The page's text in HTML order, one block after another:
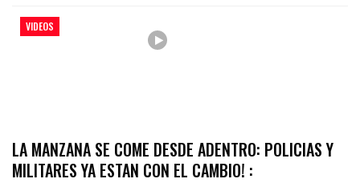
VIDEOS
LA MANZANA SE COME DESDE ADENTRO: POLICIAS Y
MILITARES YA ESTAN CON EL CAMBIO! :